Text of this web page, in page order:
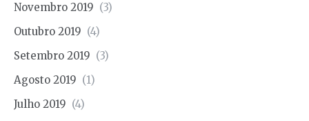
Novembro 2019 (3)
Outubro 2019 (4)
Setembro 2019 (3)
Agosto 2019 (1)
Julho 2019 (4)